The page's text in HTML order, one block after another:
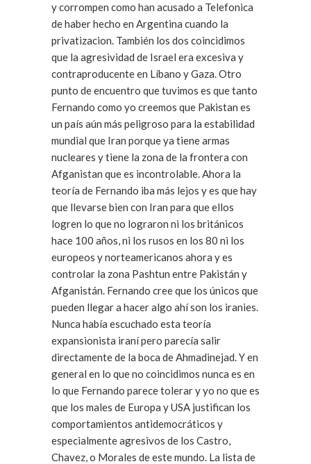
y corrompen como han acusado a Telefonica
de haber hecho en Argentina cuando la
privatizacion. También los dos coincidimos
que la agresividad de Israel era excesiva y
contraproducente en Líbano y Gaza. Otro
punto de encuentro que tuvimos es que tanto
Fernando como yo creemos que Pakistan es
un país aún más peligroso para la estabilidad
mundial que Iran porque ya tiene armas
nucleares y tiene la zona de la frontera con
Afganistan que es incontrolable. Ahora la
teoría de Fernando iba más lejos y es que hay
que llevarse bien con Iran para que ellos
logren lo que no lograron ni los británicos
hace 100 años, ni los rusos en los 80 ni los
europeos y norteamericanos ahora y es
controlar la zona Pashtun entre Pakistán y
Afganistán. Fernando cree que los únicos que
pueden llegar a hacer algo ahí son los iranies.
Nunca había escuchado esta teoría
expansionista iraní pero parecía salir
directamente de la boca de Ahmadinejad. Y en
general en lo que no coincidimos nunca es en
lo que Fernando parece tolerar y yo no que es
que los males de Europa y USA justifican los
comportamientos antidemocráticos y
especialmente agresivos de los Castro,
Chavez, o Morales de este mundo. La lista de